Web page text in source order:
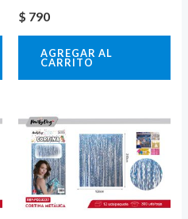
$ 790
AGREGAR AL
CARRITO